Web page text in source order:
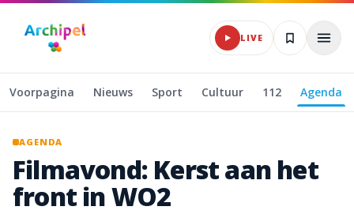
Naar hoofdinhoud
LIVE
Voorpagina Nieuws Sport Cultuur 112 Agenda
AGENDA
Filmavond: Kerstaan het
front inWO2